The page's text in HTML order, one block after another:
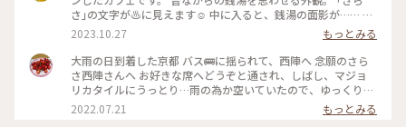
ぽかぽか #散策 #レトロ #お茶の時間
さ｣の文字が♨️に見えます☺️ 中に入ると、銭湯の面影が…… 中
心には番台の名残があり、奥には元々男湯と女湯で仕切られて
いた壁が半分くらい残っています。 高い天井からは光が差し込
み、和製マジョリカタイルが全面に貼られていてとっても綺麗
✨ このマジョリカタイルを見たくてここに来ました💓 ランチ
は、トルコライスがイチ押しのようですがかなりボリュームあ
りそうだったので唐揚げランチにしました。 絵になる店内、
綾瀬はるかさんのカレンダーや映画｢ぼくは明日、昨日のきみ
2023.10.27
もっとみる
大雨の日到着した京都 バス🚌に揺られて、西陣へ 念願のさら
さ西陣さんへ お好きな席へどうぞと通され、しばし、マジョ
リカタイルにうっとり…雨の為か空いていたので、ゆっくり鑑
賞して、ランチも済ませ、この後船岡温泉♨️へ 撮影は出来ませ
んでしたが、マジョリカタイルが素晴らしい、良い温泉でし
2022.07.21 もっとみる